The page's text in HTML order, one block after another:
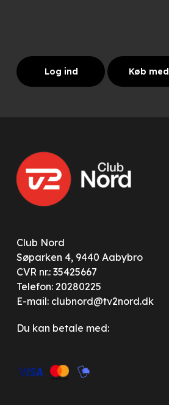
Log ind Køb
Club Nord
Søparken 4, 9440 Aabybro
CVR nr.: 35425667
Telefon: 20280225
E-mail: clubnord@tv2nord.dk
Du kan betale med: